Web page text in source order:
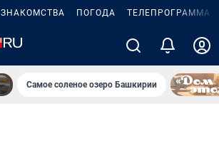
ЗНАКОМСТВА ПОГОДА ТЕЛЕПРОГРАММА
Самое соленое озеро Башкирии